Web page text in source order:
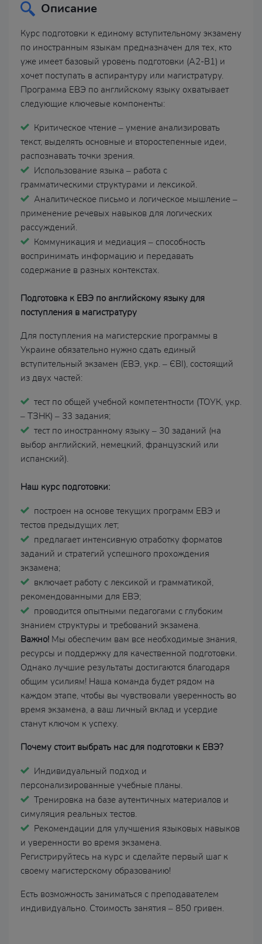
Описание
Курс подготовки к единому вступительному экзамену
по иностранным языкам предназначен для тех, кто
уже имеет базовый уровень подготовки (A2-B1) и
хочет поступать в аспирантуру или магистратуру.
Программа ЕВЭ по английскому языку охватывает
следующие ключевые компоненты:
Критическое чтение – умение анализировать
текст, выделять основные и второстепенные идеи,
распознавать точки зрения.
Использование языка – работа с
грамматическими структурами и лексикой.
Аналитическое письмо и логическое мышление –
применение речевых навыков для логических
рассуждений.
Коммуникация и медиация – способность
воспринимать информацию и передавать
содержание в разных контекстах.
Подготовка к ЕВЭ по английскому языку для
поступления в магистратуру
Для поступления на магистерские программы в
Украине обязательно нужно сдать единый
вступительный экзамен (ЕВЭ, укр. – ЄВІ), состоящий
из двух частей:
тест по общей учебной компетентности (ТОУК, укр.
– ТЗНК) – 33 задания;
тест по иностранному языку – 30 заданий (на
выбор английский, немецкий, французский или
испанский).
Наш курс подготовки:
построен на основе текущих программ ЕВЭ и
тестов предыдущих лет;
предлагает интенсивную отработку форматов
заданий и стратегий успешного прохождения
экзамена;
включает работу с лексикой и грамматикой,
рекомендованными для ЕВЭ;
проводится опытными педагогами с глубоким
знанием структуры и требований экзамена.
Важно! Мы обеспечим вам все необходимые знания,
ресурсы и поддержку для качественной подготовки.
Однако лучшие результаты достигаются благодаря
общим усилиям! Наша команда будет рядом на
каждом этапе, чтобы вы чувствовали уверенность во
время экзамена, а ваш личный вклад и усердие
станут ключом к успеху.
Почему стоит выбрать нас для подготовки к ЕВЭ?
Индивидуальный подход и
персонализированные учебные планы.
Тренировка на базе аутентичных материалов и
симуляция реальных тестов.
Рекомендации для улучшения языковых навыков
и уверенности во время экзамена.
Регистрируйтесь на курс и сделайте первый шаг к
своему магистерскому образованию!
Есть возможность заниматься с преподавателем
индивидуально. Стоимость занятия – 850 гривен.